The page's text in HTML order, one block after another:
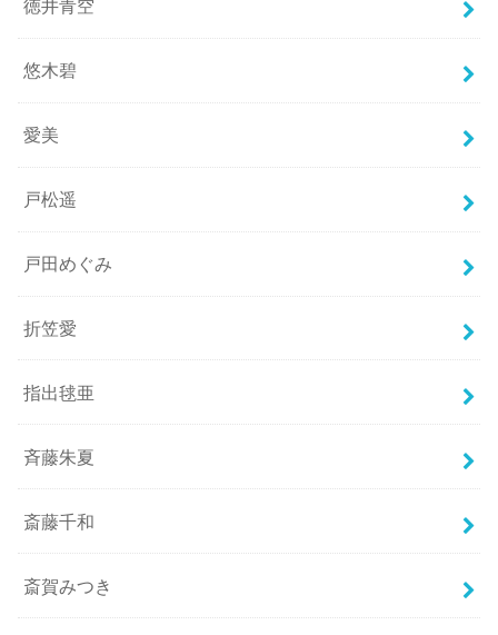
徳井青空
悠木碧
愛美
戸松遥
戸田めぐみ
折笠愛
指出毬亜
斉藤朱夏
斎藤千和
斎賀みつき